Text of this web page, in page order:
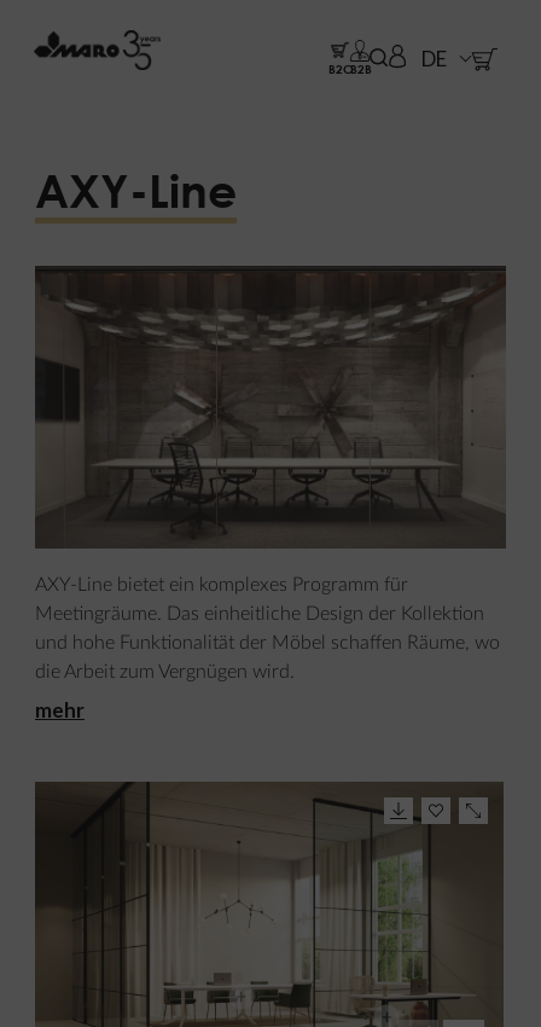
B2CB2B DE
AXY-Line
AXY-Line bietet ein komplexes Programm für
Meetingräume. Das einheitliche Design der Kollektion
und hohe Funktionalität der Möbel schaffen Räume, wo
die Arbeit zum Vergnügen wird.
mehr